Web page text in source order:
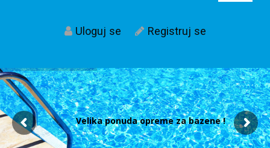
Uloguj se Registruj se
Velika ponuda opreme za bazene !